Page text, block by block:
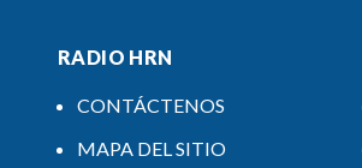
RADIO HRN
CONTÁCTENOS
MAPA DEL SITIO